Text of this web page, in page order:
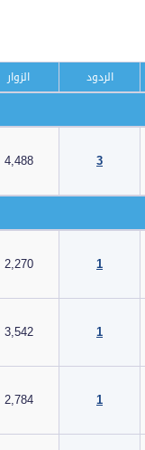
الردود الزوار
3
4,488
1
2,270
1
3,542
1
2,784